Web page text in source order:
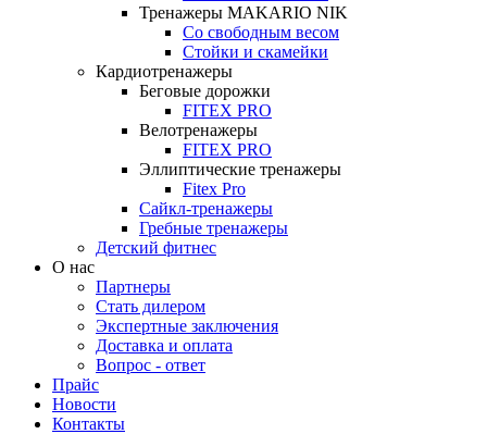
Тренажеры MAKARIO NIK
Со свободным весом
Стойки и скамейки
Кардиотренажеры
Беговые дорожки
FITEX PRO
Велотренажеры
FITEX PRO
Эллиптические тренажеры
Fitex Pro
Сайкл-тренажеры
Гребные тренажеры
Детский фитнес
О нас
Партнеры
Стать дилером
Экспертные заключения
Доставка и оплата
Вопрос - ответ
Прайс
Новости
Контакты